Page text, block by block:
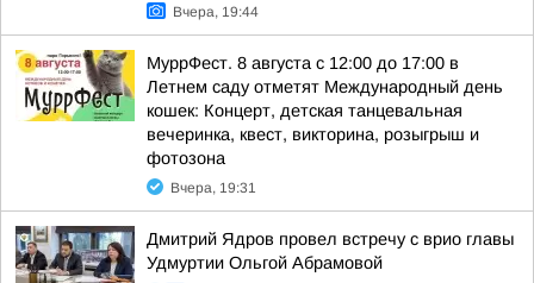
Вчера, 19:44
МуррФест. 8 августа с 12:00 до 17:00 в
Летнем саду отметят Международный день
кошек: Концерт, детская танцевальная
вечеринка, квест, викторина, розыгрыш и
фотозона
Вчера, 19:31
Дмитрий Ядров провел встречу с врио главы
Удмуртии Ольгой Абрамовой